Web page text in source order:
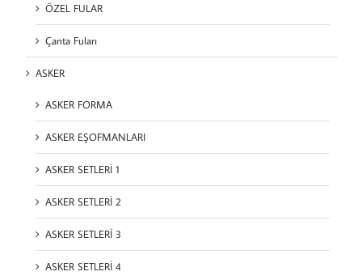
ÖZEL FULAR
Çanta Fuları
ASKER
ASKER FORMA
ASKER EŞOFMANLARI
ASKER SETLERİ 1
ASKER SETLERİ 2
ASKER SETLERİ 3
ASKER SETLERİ 4